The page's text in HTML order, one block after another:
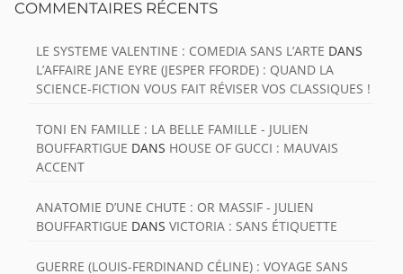
COMMENTAIRES RÉCENTS
LE SYSTEME VALENTINE : COMEDIA SANS L’ARTE DANS
L’AFFAIRE JANE EYRE (JESPER FFORDE) : QUAND LA
SCIENCE-FICTION VOUS FAIT RÉVISER VOS CLASSIQUES !
TONI EN FAMILLE : LA BELLE FAMILLE - JULIEN
BOUFFARTIGUE DANS HOUSE OF GUCCI : MAUVAIS
ACCENT
ANATOMIE D’UNE CHUTE : OR MASSIF - JULIEN
BOUFFARTIGUE DANS VICTORIA : SANS ÉTIQUETTE
GUERRE (LOUIS-FERDINAND CÉLINE) : VOYAGE SANS